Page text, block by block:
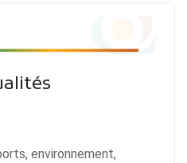
environnement,